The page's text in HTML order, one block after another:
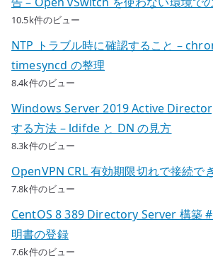
10.5k件のビュー
NTP トラブル時に確認すること –
timesyncd の整理
8.4k件のビュー
Windows Server 2019 Active
する方法 – ldifde と DN の見方
8.3k件のビュー
OpenVPN CRL 有効期限切れで接続で
7.8k件のビュー
CentOS 8 389 Directory Server 構築
明書の登録
7.6k件のビュー